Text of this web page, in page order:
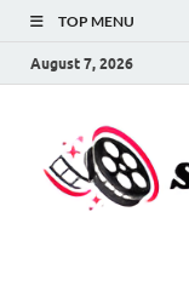
TOP MENU
August 7, 2026